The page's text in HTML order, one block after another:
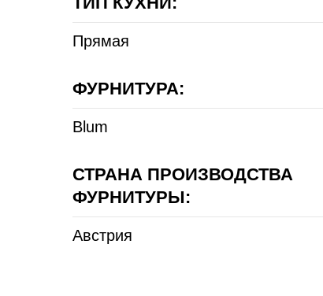
Прямая
ФУРНИТУРА:
Blum
СТРАНА ПРОИЗВОДСТВА
ФУРНИТУРЫ:
Австрия